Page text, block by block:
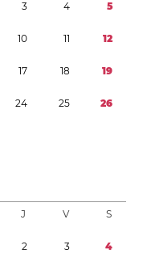
3 4 5
10 11 12
17 18 19
24 25 26
J V S
2 3 4